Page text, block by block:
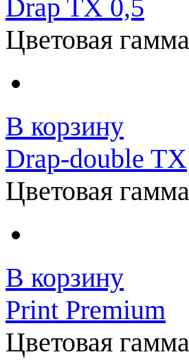
Drap TX 0,5
Цветовая гамма
В корзину
Drap-double TX
Цветовая гамма
В корзину
Print Premium
Цветовая гамма